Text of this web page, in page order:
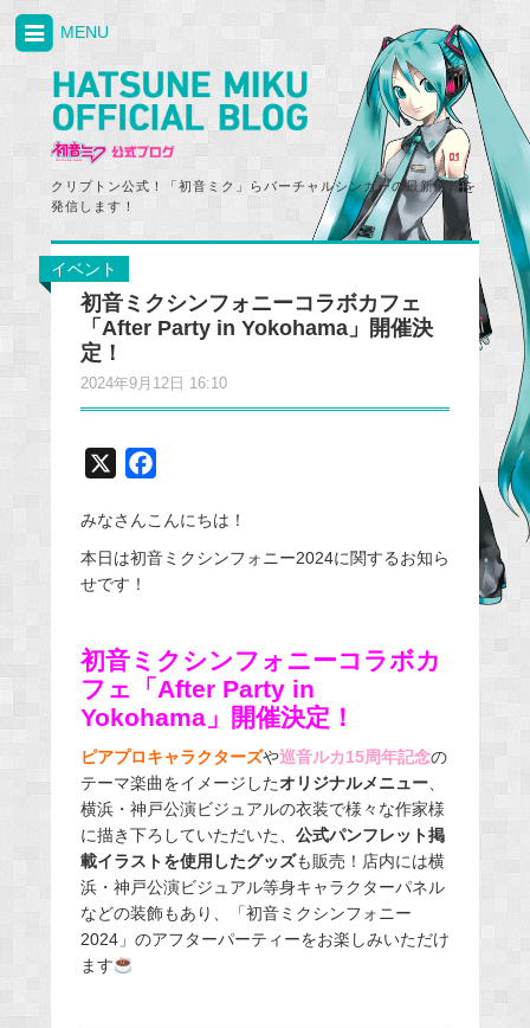
クリプトン公式！「初音ミク」らバーチャルシンガーの最新情報を
発信します！
MENU
イベント
初音ミクシンフォニーコラボカフェ
「After Party in Yokohama」開催決
定！
2024年9月12日 16:10
c
e
k
みなさんこんにちは！
本日は初音ミクシンフォニー2024に関するお知ら
せです！
初音ミクシンフォニーコラボカ
フェ「After Party in
Yokohama」開催決定！
ピアプロキャラクターズや巡音ルカ15周年記念の
テーマ楽曲をイメージしたオリジナルメニュー、
横浜・神戸公演ビジュアルの衣装で様々な作家様
に描き下ろしていただいた、 公式パンフレット掲
載イラストを使用したグッズも販売！店内には横
浜・神戸公演ビジュアル等身キャラクターパネル
などの装飾もあり、「初音ミクシンフォニー
2024」のアフターパーティーをお楽しみいただけ
ます